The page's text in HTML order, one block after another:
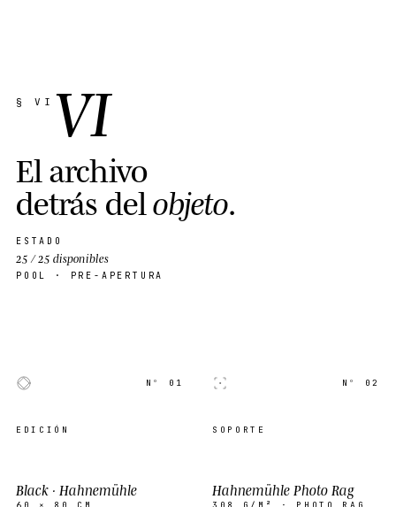
§ VI VI
El archivo
detrás del objeto.
ESTADO
25 / 25 disponibles
POOL · PRE-APERTURA
Nº 01
EDICIÓN
Black · Hahnemühle
60 × 80 CM
Nº 02
SOPORTE
Hahnemühle Photo Rag
308 G/M² · PHOTO RAG